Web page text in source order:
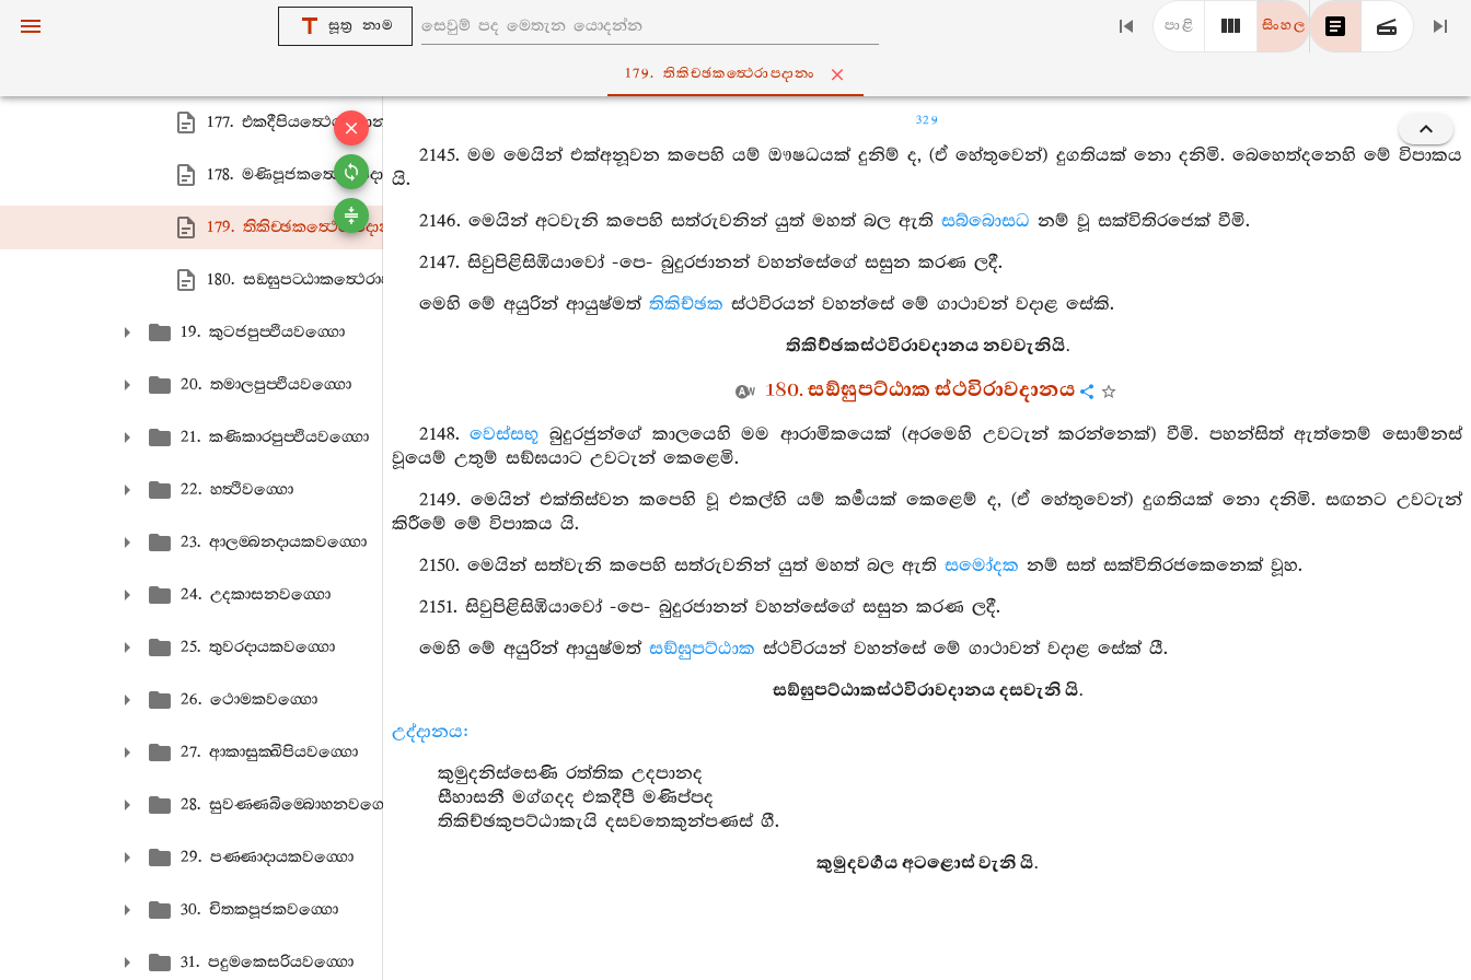
සූත්‍ර නාම පාළි සිංහල
179. තිකිච‍්ඡකත්‍ථෙරාපදානං
175. සීහාසනදායකත්‍ථෙරාපදානං
177. එකදීපියත්‍ථෙරාපදානං
178. මණිපූජකත්‍ථෙරාපදානං
179. තිකිච‍්ඡකත්‍ථෙරාපදානං
180. සඞ‍්ඝුපට‍්ඨාකත්‍ථෙරාපදානං
19. කුටජපුප‍්ඵියවග‍්ගො
20. තමාලපුප‍්ඵියවග‍්ගො
21. කණිකාරපුප‍්ඵියවග‍්ගො
22. හත්‍ථිවග‍්ගො
23. ආලම‍්බනදායකවග‍්ගො
24. උදකාසනවග‍්ගො
25. තුවරදායකවග‍්ගො
26. ථොමකවග‍්ගො
27. ආකාසුක‍්ඛිපියවග‍්ගො
28. සුවණ‍්ණබිම‍්බොහනවග‍්ගො
29. පණ‍්ණාදායකවග‍්ගො
30. චිතකපූජකවග‍්ගො
31. පදුමකෙසරියවග‍්ගො
329
2145. මම මෙයින් එක්අනූවන කපෙහි යම් ඖෂධයක් දුනිම් ද, (ඒ හේතුවෙන්) දුගතියක් නො දනිමි. බෙහෙත්දනෙහි මේ විපාකය
යි.
2146. මෙයින් අටවැනි කපෙහි සත්රුවනින් යුත් මහත් බල ඇති සබ්බොසධ නම් වූ සක්විතිරජෙක් වීමි.
2147. සිවුපිළිසිඹියාවෝ -පෙ- බුදුරජානන් වහන්සේගේ සසුන කරණ ලදී.
මෙහි මේ අයුරින් ආයුෂ්මත් තිකිච්ඡක ස්ථවිරයන් වහන්සේ මේ ගාථාවන් වදාළ සේකි.
තිකිච්ඡකස්ථවිරාවදානය නවවැනියි.
180. සඞ්ඝුපට්ඨාක ස්ථවිරාවදානය
2148.වෙස්සභූ බුදුරජුන්ගේ කාලයෙහි මම ආරාමිකයෙක් (අරමෙහි උවටැන් කරන්නෙක්) වීමි. පහන්සිත් ඇත්තෙම් සොම්නස්
වූයෙම් උතුම් සඞ්ඝයාට උවටැන් කෙළෙමි.
2149. මෙයින් එක්තිස්වන කපෙහි වූ එකල්හි යම් කර්‍මයක් කෙළෙම් ද, (ඒ හේතුවෙන්) දුගතියක් නො දනිමි. සඟනට උවටැන්
කිරීමේ මේ විපාකය යි.
2150. මෙයින් සත්වැනි කපෙහි සත්රුවනින් යුත් මහත් බල ඇති සමෝදක නම් සත් සක්විතිරජකෙනෙක් වූහ.
2151. සිවුපිළිසිඹියාවෝ -පෙ- බුදුරජානන් වහන්සේගේ සසුන කරණ ලදී.
මෙහි මේ අයුරින් ආයුෂ්මත් සඞ්ඝුපට්ඨාක ස්ථවිරයන් වහන්සේ මේ ගාථාවන් වදාළ සේක් යී.
සඞ්ඝුපට්ඨාකස්ථවිරාවදානය දසවැනි යි.
උද්දානය:
කුමුදනිස්සෙණි රත්තික උදපානද
සීහාසනී මග්ගදද එකදීපී මණිප්පද
තිකිච්ඡකුපට්ඨාකැයි දසවතෙකුන්පණස් ගී.
කුමුදවර්‍ගය අටළොස් වැනි යි.